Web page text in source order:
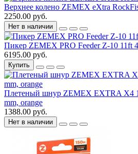
Верхнее колено ZEMEX eXtra
2250.00 руб.
Нет в наличии
Пикер ZEMEX PRO Feeder Z-10 11ft
6195.00 руб.
Купить
Плетеный шнур ZEMEX EXTRA X4
mm, orange
1388.00 руб.
Нет в наличии